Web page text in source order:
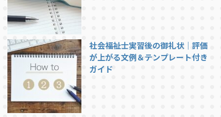
社会福祉士実習後の御礼状｜評価
が上がる文例＆テンプレート付き
ガイド